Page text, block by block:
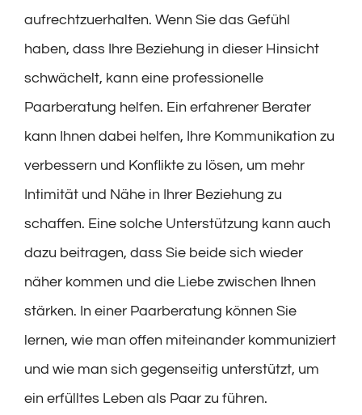
aufrechtzuerhalten. Wenn Sie das Gefühl
haben, dass Ihre Beziehung in dieser Hinsicht
schwächelt, kann eine professionelle
Paarberatung helfen. Ein erfahrener Berater
kann Ihnen dabei helfen, Ihre Kommunikation zu
verbessern und Konflikte zu lösen, um mehr
Intimität und Nähe in Ihrer Beziehung zu
schaffen. Eine solche Unterstützung kann auch
dazu beitragen, dass Sie beide sich wieder
näher kommen und die Liebe zwischen Ihnen
stärken. In einer Paarberatung können Sie
lernen, wie man offen miteinander kommuniziert
und wie man sich gegenseitig unterstützt, um
ein erfülltes Leben als Paar zu führen.